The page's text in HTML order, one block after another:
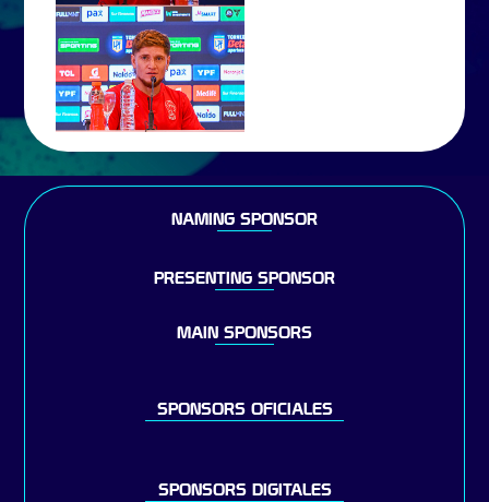
NAMING SPONSOR
PRESENTING SPONSOR
MAIN SPONSORS
SPONSORS OFICIALES
SPONSORS DIGITALES